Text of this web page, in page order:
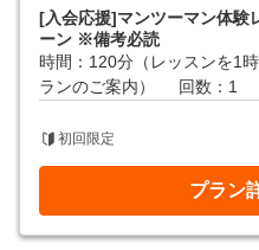
[入会応援]マンツーマン体
ーン ※備考必読
時間：120分（レッスンを1
ランのご案内）
回数：1
初回限定
プラン